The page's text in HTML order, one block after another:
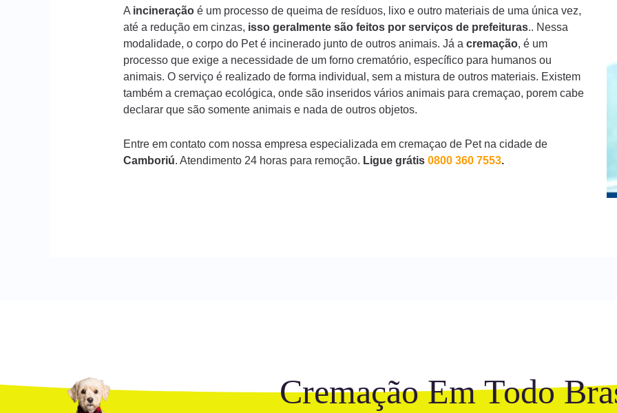
A incineraçãoé um processo de queima de resíduos, lixo e outro materiais de uma única vez,
até a redução em cinzas, isso geralmente são feitos por serviços de prefeituras.. Nessa
modalidade, o corpo do Pet é incinerado junto de outros animais. Já a cremação, é um
processo que exige a necessidade de um forno crematório, específico para humanos ou
animais. O serviço é realizado de forma individual, sem a mistura de outros materiais. Existem
também a cremaçao ecológica, onde são inseridos vários animais para cremaçao, porem cabe
declarar que são somente animais e nada de outros objetos.
Entre em contato com nossa empresa especializada em cremaçao de Pet na cidade de
Camboriú. Atendimento 24 horas para remoção. Ligue grátis 0800 360 7553.
Cremação Em Todo